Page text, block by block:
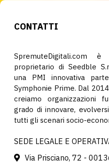
CONTATTI
SpremuteDigitali.com
proprietario di Seedble
una PMI innovativa
Symphonie Prime. Dal
creiamo organizzazioni
grado di innovare,
tutti gli scenari socio-
SEDE LEGALE E
Via Prisciano, 72 -